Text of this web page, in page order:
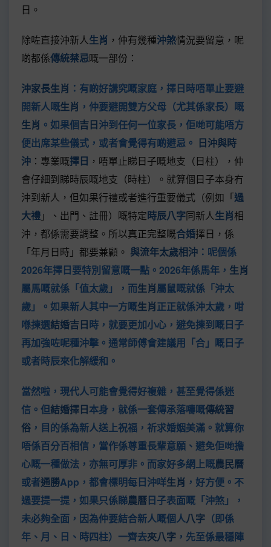
日。
除咗直接沖新人生肖 ，仲有幾種沖煞情況要留意，呢
啲都係傳統禁忌嘅一部份：
沖家長生肖 ：有啲好講究嘅家庭，擇日時唔單止要避
開新人嘅生肖 ，仲要避開雙方父母（尤其係家長）嘅
生肖 。如果個吉日沖到任何一位家長，佢哋可能唔方
便出席某些儀式，或者會覺得有啲避忌。 日沖與時
沖 ：專業嘅擇日 ，唔單止睇日子嘅地支（日柱），仲
會仔細到睇時辰嘅地支（時柱）。就算個日子本身冇
沖到新人，但如果行禮或者進行重要儀式（例如「過
大禮」、出門、註冊）嘅特定時辰八字同新人生肖相
沖，都係需要調整。所以真正完整嘅合婚擇日，係
「年月日時」都要兼顧。 與流年太歲相沖 ：呢個係
2026年擇日要特別留意嘅一點。2026年係馬年， 生肖
屬馬嘅就係「值太歲」，而生肖屬鼠嘅就係「沖太
歲」。如果新人其中一方嘅生肖正正就係沖太歲，咁
喺揀選結婚吉日時，就要更加小心，避免揀到嘅日子
再加強咗呢種沖擊。通常師傅會建議用「合」嘅日子
或者時辰來化解緩和。
當然啦，現代人可能會覺得好複雜，甚至覺得係迷
信。但結婚擇日本身，就係一套傳承落嚋嘅傳統習
俗 ，目的係為新人送上祝福，祈求婚姻美滿。就算你
唔係百分百相信，當作係尊重長輩意願、避免佢哋擔
心嘅一種做法，亦無可厚非。而家好多網上嘅農民曆
或者通勝App，都會標明每日沖咩生肖 ，好方便。不
過要提一提，如果只係睇農曆日子表面嘅「沖煞」，
未必夠全面，因為仲要結合新人嘅個人八字 （即係
年、月、日、時四柱）一齊去夾八字 ，先至係最穩陣